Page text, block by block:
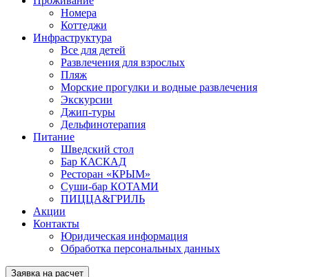
Номера
Коттеджи
Инфраструктура
Все для детей
Развлечения для взрослых
Пляж
Морские прогулки и водные развлечения
Экскурсии
Джип-туры
Дельфинотерапия
Питание
Шведский стол
Бар КАСКАД
Ресторан «КРЫМ»
Суши-бар КОТАМИ
ПИЦЦА&ГРИЛЬ
Акции
Контакты
Юридическая информация
Обработка персональных данных
Заявка на расчет